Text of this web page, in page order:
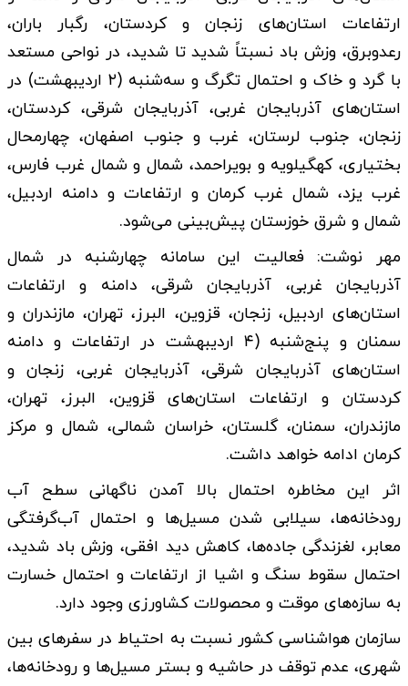
ارتفاعات استان‌های زنجان و کردستان، رگبار باران،
رعدوبرق، وزش باد نسبتاً شدید تا شدید، در نواحی مستعد
با گرد و خاک و احتمال تگرگ و سه‌شنبه (۲ اردیبهشت‌) در
استان‌های آذربایجان غربی، آذربایجان شرقی، کردستان،
زنجان، جنوب لرستان، غرب و جنوب اصفهان، چهارمحال
بختیاری، کهگیلویه و بویراحمد، شمال و شمال غرب فارس،
غرب یزد، شمال غرب کرمان و ارتفاعات و دامنه اردبیل،
شمال و شرق خوزستان پیش‌بینی می‌شود.
مهر نوشت: فعالیت این سامانه چهارشنبه در شمال
آذربایجان غربی، آذربایجان شرقی، دامنه و ارتفاعات
استان‌های اردبیل، زنجان، قزوین، البرز، تهران، مازندران و
سمنان و پنج‌شنبه (۴ اردیبهشت در ارتفاعات و دامنه
استان‌های آذربایجان شرقی، آذربایجان غربی، زنجان و
کردستان و ارتفاعات استان‌های قزوین، البرز، تهران،
مازندران، سمنان، گلستان، خراسان شمالی، شمال و مرکز
کرمان ادامه خواهد داشت.
اثر این مخاطره احتمال بالا آمدن ناگهانی سطح آب
رودخانه‌ها، سیلابی شدن مسیل‌ها و احتمال آب‌گرفتگی
معابر، لغزندگی جاده‌ها، کاهش دید افقی، وزش باد شدید،
احتمال سقوط سنگ و اشیا از ارتفاعات و احتمال خسارت
به سازه‌های موقت و محصولات کشاورزی وجود دارد.
سازمان هواشناسی کشور نسبت به احتیاط در سفرهای بین
شهری، عدم توقف در حاشیه و بستر مسیل‌ها و رودخانه‌ها،